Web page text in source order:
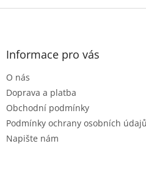
Z
Informace pro vás
O nás
Doprava a platba
Obchodní podmínky
Podmínky ochrany osobních údajů
Napište nám